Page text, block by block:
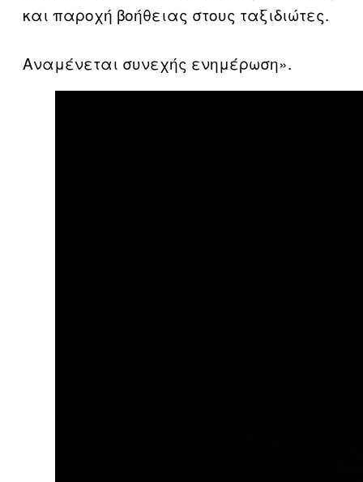
και παροχή βοήθειας στους ταξιδιώτες.
Αναμένεται συνεχής ενημέρωση».